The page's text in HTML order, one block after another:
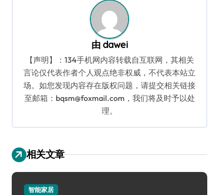
由 dawei
【声明】：134手机网内容转载自互联网，其相关
言论仅代表作者个人观点绝非权威，不代表本站立
场。如您发现内容存在版权问题，请提交相关链接
至邮箱：bqsm@foxmail.com，我们将及时予以处
理。
相关文章
智能家居